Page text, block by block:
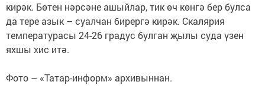
кирәк. Бөтен нәрсәне ашыйлар, тик өч көнгә бер булса
да тере азык – суалчан бирергә кирәк. Скалярия
температурасы 24-26 градус булган җылы суда үзен
яхшы хис итә.
Фото – «Татар-информ» архивыннан.